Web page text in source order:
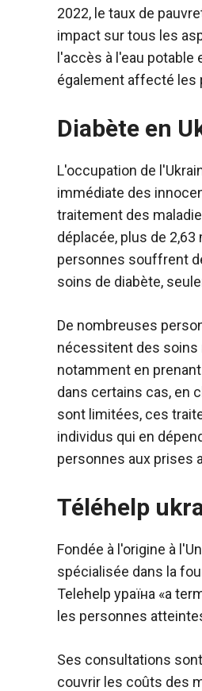
2022, le taux de
impact sur tous les
l'accès à l'eau potable
également affecté les
Diabète en
L'occupation de
immédiate des
traitement des
déplacée, plus de
personnes souffrent
soins de diabète,
De nombreuses
nécessitent des soins
notamment en
dans certains cas, en
sont limitées, ces
individus qui en
personnes aux prises
Téléhelp
Fondée à l'origine à
spécialisée dans la
Telehelp ураïна «a
les personnes
Ses consultations
couvrir les coûts des